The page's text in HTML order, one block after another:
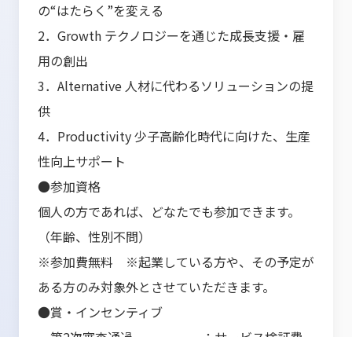
の“はたらく”を変える
2．Growth テクノロジーを通じた成長支援・雇
用の創出
3．Alternative 人材に代わるソリューションの提
供
4．Productivity 少子高齢化時代に向けた、生産
性向上サポート
●参加資格
個人の方であれば、どなたでも参加できます。
（年齢、性別不問）
※参加費無料 ※起業している方や、その予定が
ある方のみ対象外とさせていただきます。
●賞・インセンティブ